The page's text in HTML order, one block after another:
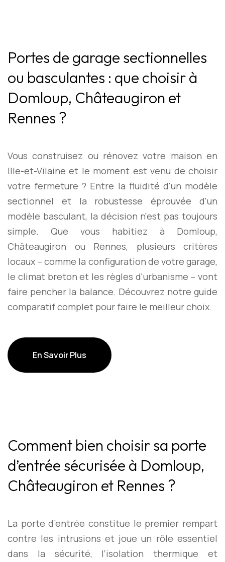
Portes de garage sectionnelles
ou basculantes : que choisir à
Domloup, Châteaugiron et
Rennes ?
Vous construisez ou rénovez votre maison en
Ille-et-Vilaine et le moment est venu de choisir
votre fermeture ? Entre la fluidité d'un modèle
sectionnel et la robustesse éprouvée d'un
modèle basculant, la décision n'est pas toujours
simple. Que vous habitiez à Domloup,
Châteaugiron ou Rennes, plusieurs critères
locaux – comme la configuration de votre garage,
le climat breton et les règles d'urbanisme – vont
faire pencher la balance. Découvrez notre guide
comparatif complet pour faire le meilleur choix.
En Savoir Plus
En Savoir Plus
Comment bien choisir sa porte
d’entrée sécurisée à Domloup,
Châteaugiron et Rennes ?
La porte d’entrée constitue le premier rempart
contre les intrusions et joue un rôle essentiel
dans la sécurité, l’isolation thermique et